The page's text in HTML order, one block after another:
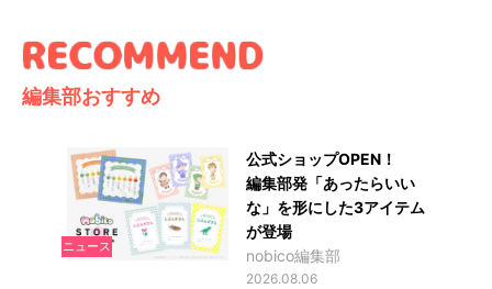
編集部おすすめ
ニュース
公式ショップOPEN！
編集部発「あったらいい
な」を形にした3アイテム
が登場
nobico編集部
2026.08.06